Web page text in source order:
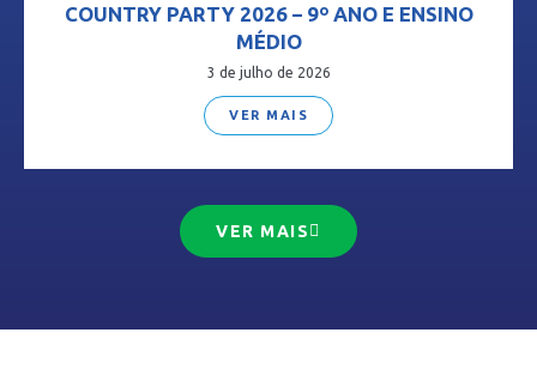
COUNTRY PARTY 2026 – 9º ANO E ENSINO
MÉDIO
3 de julho de 2026
VER MAIS
VER MAIS